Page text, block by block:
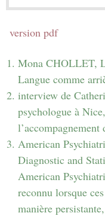
version pdf
Mona CHOLLET,
Langue comme
interview de
psychologue à
American
Diagnostic and
American
reconnu lorsque
manière